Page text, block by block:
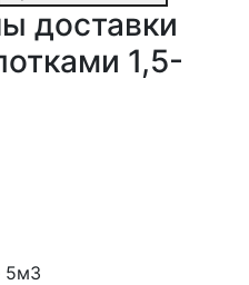
доставки
1,5-
5м3